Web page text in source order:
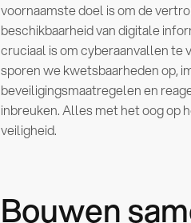
voornaamste doel is om de
beschikbaarheid van digitale
cruciaal is om cyberaanvallen te
sporen we kwetsbaarheden op,
beveiligingsmaatregelen en
inbreuken. Alles met het oog op
veiligheid.
Bouwen